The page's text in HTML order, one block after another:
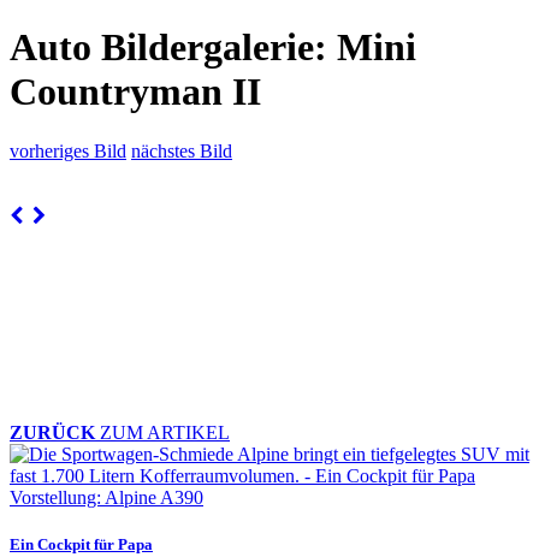
Auto Bildergalerie: Mini
Countryman II
vorheriges Bild nächstes Bild
ZURÜCK ZUM ARTIKEL
Vorstellung: Alpine A390
Ein Cockpit für Papa